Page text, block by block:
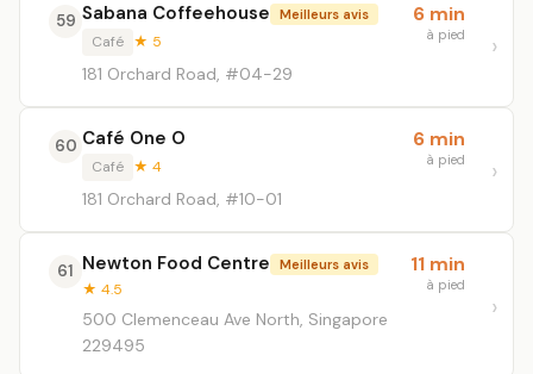
59 Sabana Coffeehouse Meilleurs avis
Café ★ 5
181 Orchard Road, #04-29
6 min
à pied
60 Café One O
Café ★ 4
181 Orchard Road, #10-01
6 min
à pied
61 Newton Food Centre Meilleurs avis
★ 4.5
500 Clemenceau Ave North, Singapore
229495
11 min
à pied